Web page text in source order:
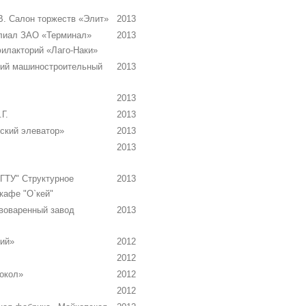
Салон торжеств «Элит»
2013
ЗАО «Терминал»
«Лаго-Наки»
2013
машиностроительный 2013
2013
2013
элеватор»
2013
2013
Структурное
"О`кей"
2013
завод 2013
2012
2012
2012
2012